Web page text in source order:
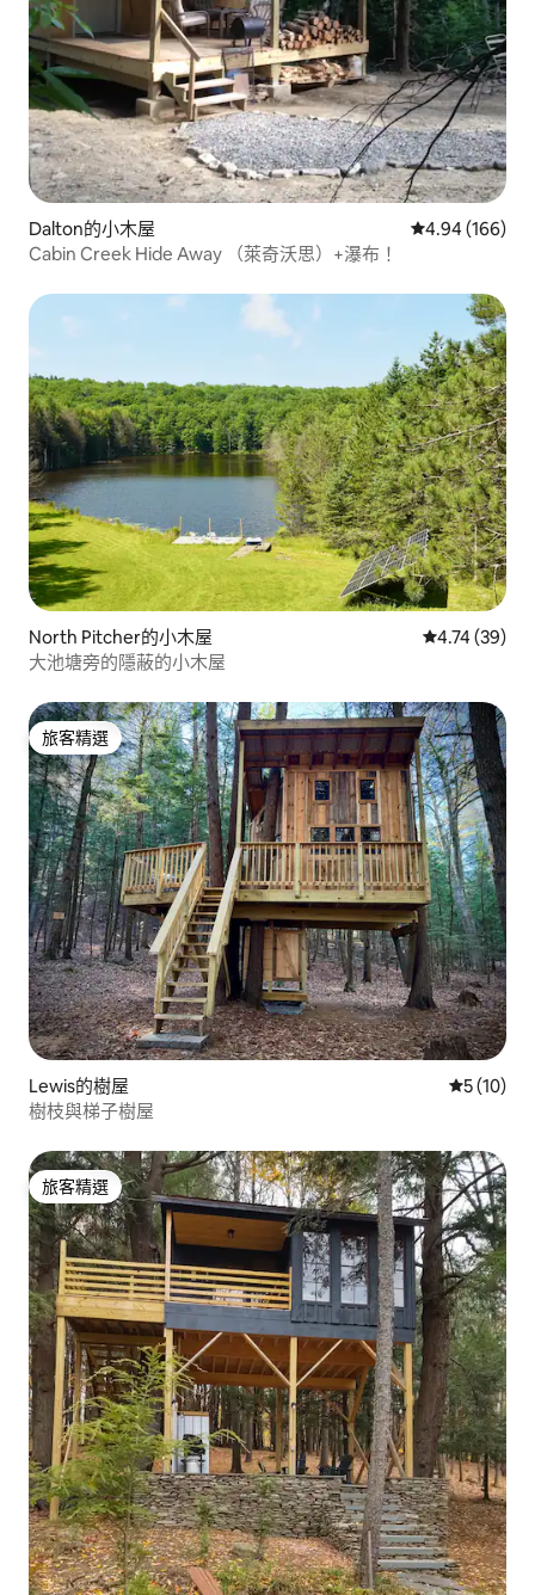
Dalton的小木屋 從 166 則評價
4.94 (166)
Cabin Creek Hide Away （萊奇沃思）+瀑布！
North Pitcher的小木屋 從 39 則評價
4.74 (39)
大池塘旁的隱蔽的小木屋
旅客精選
旅客精選
Lewis的樹屋 從 10 則
5 (10)
樹枝與梯子樹屋
旅客精選
旅客精選